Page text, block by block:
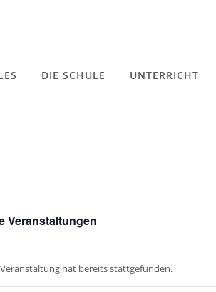
DIE SCHULE UNTERRICHT
Veranstaltungen
Veranstaltung hat bereits stattgefunden.